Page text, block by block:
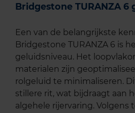
Bridgestone TURANZA 6
Een van de belangrijkste
Bridgestone TURANZA 6 is
geluidsniveau. Het
materialen zijn
rolgeluid te minimaliseren.
stillere rit, wat bijdraagt aan
algehele rijervaring. Volgens